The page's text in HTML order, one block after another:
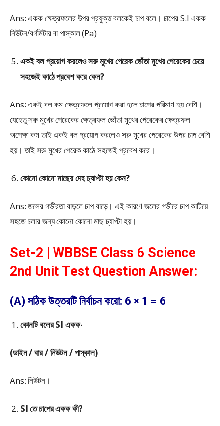
Ans: একক ক্ষেত্রফলের উপর প্রযুক্ত বলকেই চাপ বলে। চাপের S.I একক
নিউটন/বর্গমিটার বা পাস্কাল (Pa)
একই বল প্রয়োগ করলেও সরু মুখের পেরেক ভোঁতা মুখের পেরেকের চেয়ে
সহজেই কাঠে প্রবেশ করে কেন?
Ans: একই বল কম ক্ষেত্রফলে প্রয়োগ করা হলে চাপের পরিমাণ হয় বেশি।
যেহেতু সরু মুখের পেরেকের ক্ষেত্রফল ভোঁতা মুখের পেরেকের ক্ষেত্রফল
অপেক্ষা কম তাই একই বল প্রয়োগ করলেও সরু মুখের পেরেকের উপর চাপ বেশি
হয়। তাই সরু মুখের পেরেক কাঠে সহজেই প্রবেশ করে।
কোনো কোনো মাছের দেহ চ্যাপ্টা হয় কেন?
Ans: জলের গভীরতা বাড়লে চাপ বাড়ে। এই কারণে জলের গভীরে চাপ কাটিয়ে
সহজে চলার জন্য কোনো কোনো মাছ চ্যাপ্টা হয়।
Set-2 | WBBSE Class 6 Science
2nd Unit Test Question Answer:
(A) সঠিক উত্তরটি নির্বাচন করো: 6 × 1 = 6
কোনটি বলের SI একক-
(ডাইন / বার / নিউটন / পাস্কাল)
Ans: নিউটন।
SI তে চাপের একক কী?